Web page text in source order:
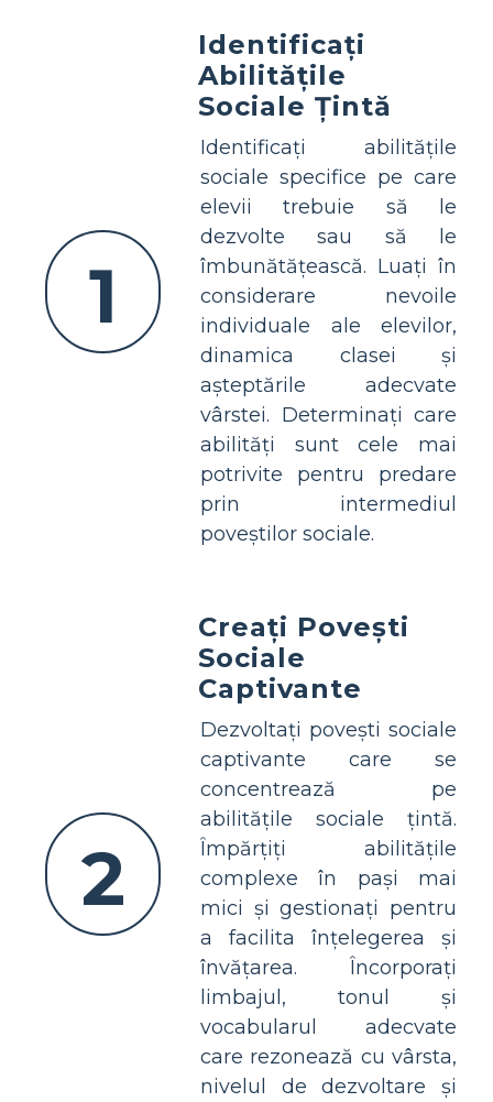
1
Identificați
Abilitățile
Sociale Țintă
Identificați abilitățile
sociale specifice pe care
elevii trebuie să le
dezvolte sau să le
îmbunătățească. Luați în
considerare nevoile
individuale ale elevilor,
dinamica clasei și
așteptările adecvate
vârstei. Determinați care
abilități sunt cele mai
potrivite pentru predare
prin intermediul
poveștilor sociale.
2
Creați Povești
Sociale
Captivante
Dezvoltați povești sociale
captivante care se
concentrează pe
abilitățile sociale țintă.
Împărțiți abilitățile
complexe în pași mai
mici și gestionați pentru
a facilita înțelegerea și
învățarea. Încorporați
limbajul, tonul și
vocabularul adecvate
care rezonează cu vârsta,
nivelul de dezvoltare și